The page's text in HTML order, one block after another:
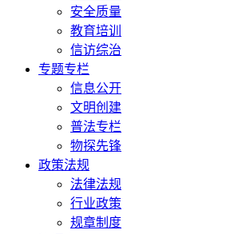
安全质量
教育培训
信访综治
专题专栏
信息公开
文明创建
普法专栏
物探先锋
政策法规
法律法规
行业政策
规章制度